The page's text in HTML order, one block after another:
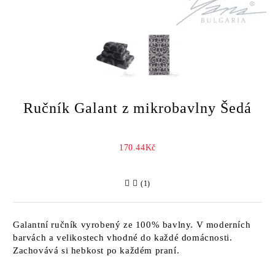
Ručník Galant z mikrobavlny Šedá
170.44Kč
(1)
Galantní ručník vyrobený ze 100% bavlny. V moderních
barvách a velikostech vhodné do každé domácnosti.
Zachovává si hebkost po každém praní.